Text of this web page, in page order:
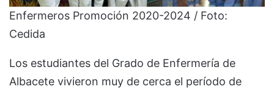
Enfermeros Promoción 2020-2024 / Foto:
Cedida
Los estudiantes del Grado de Enfermería de
Albacete vivieron muy de cerca el período de